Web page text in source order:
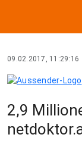
09.02.2017, 11:29:16
2,9